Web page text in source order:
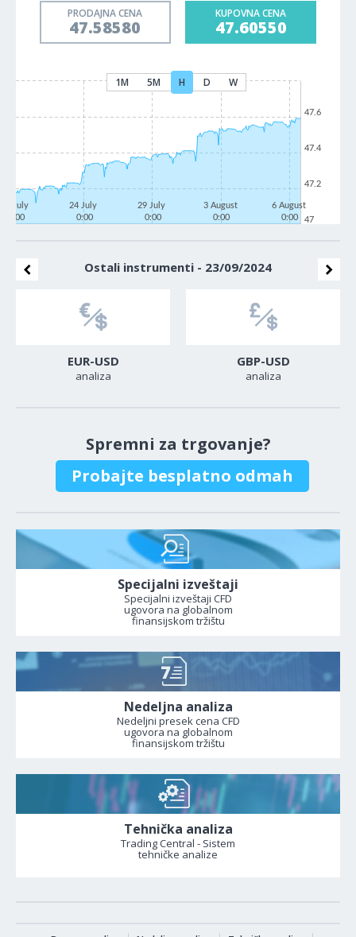
PRODAJNA CENA
47.58580
KUPOVNA CENA
47.60550
1M 5M H D W
21 July
0:00
24 July
0:00
29 July
0:00
3 August
0:00
6 August
0:00
47
47.2
47.4
47.6
Ostali instrumenti - 23/09/2024
EUR-USD
analiza
GBP-USD
analiza
Spremni za trgovanje?
Probajte besplatno odmah
Specijalni izveštaji
Specijalni izveštaji CFD
ugovora na globalnom
finansijskom tržištu
Nedeljna analiza
Nedeljni presek cena CFD
ugovora na globalnom
finansijskom tržištu
Tehnička analiza
Trading Central - Sistem
tehničke analize